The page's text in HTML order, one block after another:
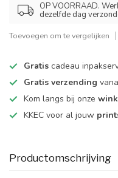
OP VOORRAAD.
dezelfde dag
Toevoegen om te vergelijken
Gratis cadeau
Gratis verzending
Kom langs bij onze
KKEC voor al jouw
Productomschrijving